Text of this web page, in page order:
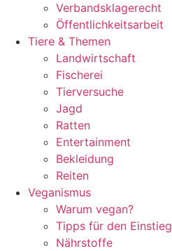
Verbandsklagerecht
Öffentlichkeitsarbeit
Tiere & Themen
Landwirtschaft
Fischerei
Tierversuche
Jagd
Ratten
Entertainment
Bekleidung
Reiten
Veganismus
Warum vegan?
Tipps für den Einstieg
Nährstoffe